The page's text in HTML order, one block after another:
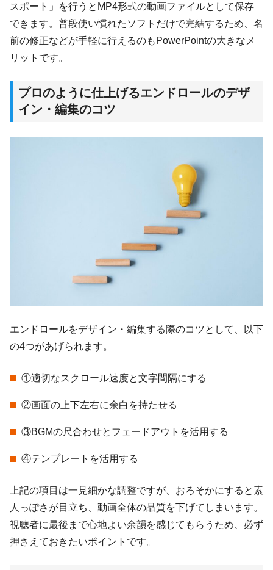
スポート」を行うとMP4形式の動画ファイルとして保存
できます。普段使い慣れたソフトだけで完結するため、名
前の修正などが手軽に行えるのもPowerPointの大きなメ
リットです。
プロのように仕上げるエンドロールのデザ
イン・編集のコツ
エンドロールをデザイン・編集する際のコツとして、以下
の4つがあげられます。
①適切なスクロール速度と文字間隔にする
②画面の上下左右に余白を持たせる
③BGMの尺合わせとフェードアウトを活用する
④テンプレートを活用する
上記の項目は一見細かな調整ですが、おろそかにすると素
人っぽさが目立ち、動画全体の品質を下げてしまいます。
視聴者に最後まで心地よい余韻を感じてもらうため、必ず
押さえておきたいポイントです。